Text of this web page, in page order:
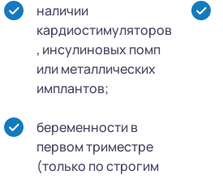
наличии
кардиостимуляторов
, инсулиновых помп
или металлических
имплантов;
беременности в
первом триместре
(только по строгим